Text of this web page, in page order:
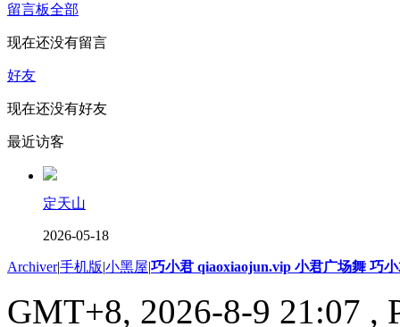
留言板全部
现在还没有留言
好友
现在还没有好友
最近访客
定天山
2026-05-18
Archiver|手机版|小黑屋|巧小君 qiaoxiaojun.vip 小君广场舞 巧
GMT+8, 2026-8-9 21:07 ,